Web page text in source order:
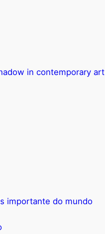
in contemporary art
importante do mundo